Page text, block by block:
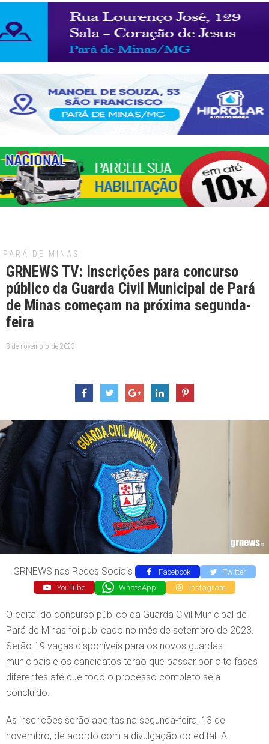
PARÁ DE MINAS
GRNEWS TV: Inscrições para concurso
público da Guarda Civil Municipal de Pará
de Minas começam na próxima segunda-
feira
8 de novembro de 2023
GRNEWS nas Redes Sociais Facebook
Twitter
YouTube
WhatsApp Instagram
O edital do concurso público da Guarda Civil Municipal de
Pará de Minas foi publicado no mês de setembro de 2023.
Serão 19 vagas disponíveis para os novos guardas
municipais e os candidatos terão que passar por oito fases
diferentes até que todo o processo completo seja
concluído.
As inscrições serão abertas na segunda-feira, 13 de
novembro, de acordo com a divulgação do edital. A